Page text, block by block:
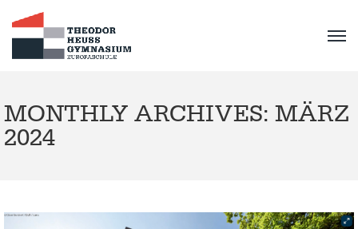
MONTHLY ARCHIVES: MÄRZ
2024